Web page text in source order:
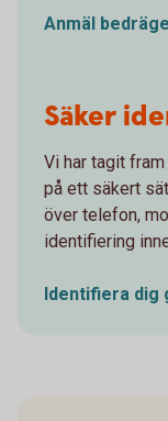
Anmäl
Säker
Vi har tagit
på ett säkert
över telefon,
identifiering
Identifiera dig